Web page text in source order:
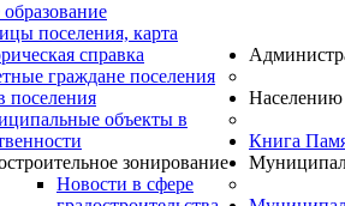
поселения, карта
справка
граждане поселения
поселения
объекты в
зонирование
Новости в сфере
Населению
Книга